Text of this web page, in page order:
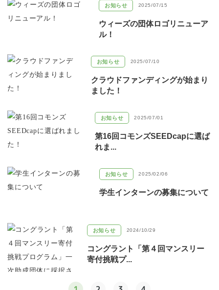
お知らせ 2025/07/15
ウィーズの団体ロゴリニューア
ル！
お知らせ 2025/07/10
クラウドファンディングが始まり
ました！
お知らせ 2025/07/01
第16回コモンズSEEDcapに選ば
れま...
お知らせ 2025/02/06
学生インターンの募集について
お知らせ 2024/10/29
コングラント「第４回マンスリー
寄付挑戦プ...